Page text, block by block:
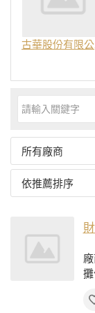
所有廠商
依推薦排序